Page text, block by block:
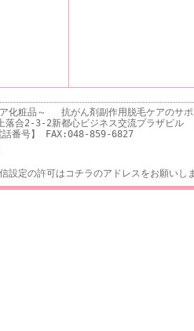
化粧品～ 抗がん剤副作用脱毛ケアのサポ
合2-3-2新都心ビジネス交流プラザビル
番号】 FAX:048-859-6827
設定の許可はコチラのアドレスをお願いしま